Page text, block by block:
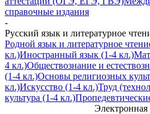
справочные издания
-
Русский язык и литературное
Родной язык и литературное
кл.)Иностранный язык (1-4 кл.)
4 кл.)Обществознание и
(1-4 кл.)Основы религиозных
кл.)Искусство (1-4 кл.)Труд
культура (1-4 кл.)
Электронная